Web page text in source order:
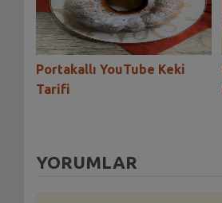
Portakallı YouTube Keki
Tarifi
YORUMLAR